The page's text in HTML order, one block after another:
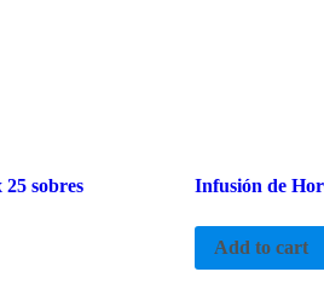
sobres Infusión de
Add to cart